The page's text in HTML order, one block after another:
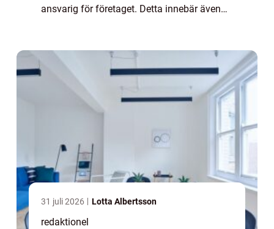
ansvarig för företaget. Detta innebär även
31 juli 2026 Lotta Albertsson
redaktionel